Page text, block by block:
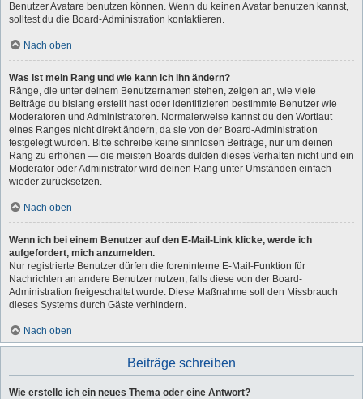
Benutzer Avatare benutzen können. Wenn du keinen Avatar benutzen kannst,
solltest du die Board-Administration kontaktieren.
Nach oben
Was ist mein Rang und wie kann ich ihn ändern?
Ränge, die unter deinem Benutzernamen stehen, zeigen an, wie viele
Beiträge du bislang erstellt hast oder identifizieren bestimmte Benutzer wie
Moderatoren und Administratoren. Normalerweise kannst du den Wortlaut
eines Ranges nicht direkt ändern, da sie von der Board-Administration
festgelegt wurden. Bitte schreibe keine sinnlosen Beiträge, nur um deinen
Rang zu erhöhen — die meisten Boards dulden dieses Verhalten nicht und ein
Moderator oder Administrator wird deinen Rang unter Umständen einfach
wieder zurücksetzen.
Nach oben
Wenn ich bei einem Benutzer auf den E-Mail-Link klicke, werde ich
aufgefordert, mich anzumelden.
Nur registrierte Benutzer dürfen die foreninterne E-Mail-Funktion für
Nachrichten an andere Benutzer nutzen, falls diese von der Board-
Administration freigeschaltet wurde. Diese Maßnahme soll den Missbrauch
dieses Systems durch Gäste verhindern.
Nach oben
Beiträge schreiben
Wie erstelle ich ein neues Thema oder eine Antwort?